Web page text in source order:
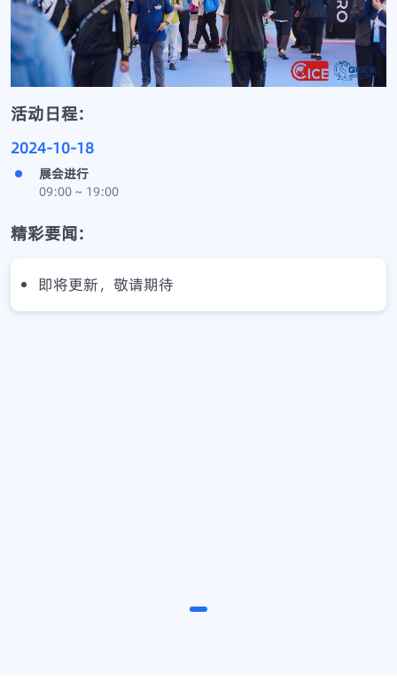
活动日程:
2024-10-18
展会进行
09:00 ~ 19:00
精彩要闻:
即将更新，敬请期待